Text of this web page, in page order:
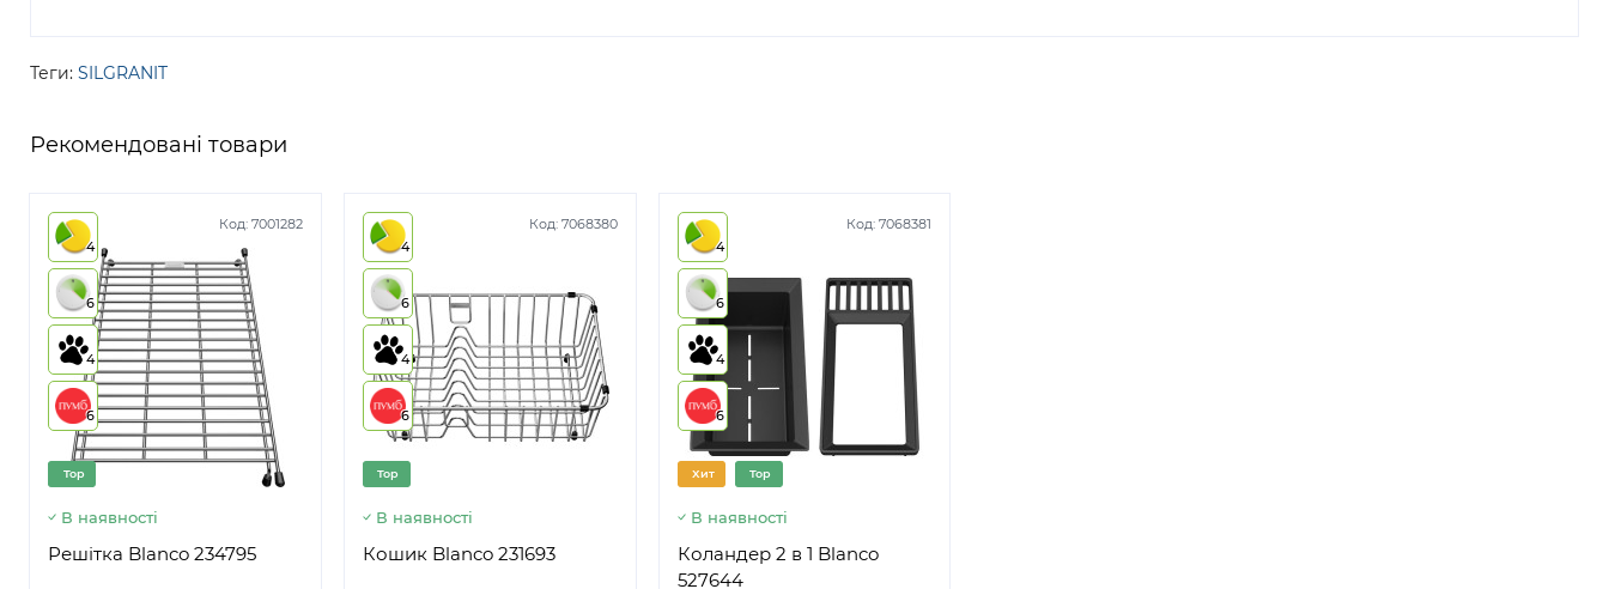
Теги: SILGRANIT
Рекомендовані товари
Код: 7001282
4
6
4
6
Top
В наявності
Решітка Blanco 234795
Код: 7068380
4
6
4
6
Top
В наявності
Кошик Blanco 231693
Код:7068381
4
6
4
6
Хит Top
В наявності
Коландер 2 в 1 Blanco
527644